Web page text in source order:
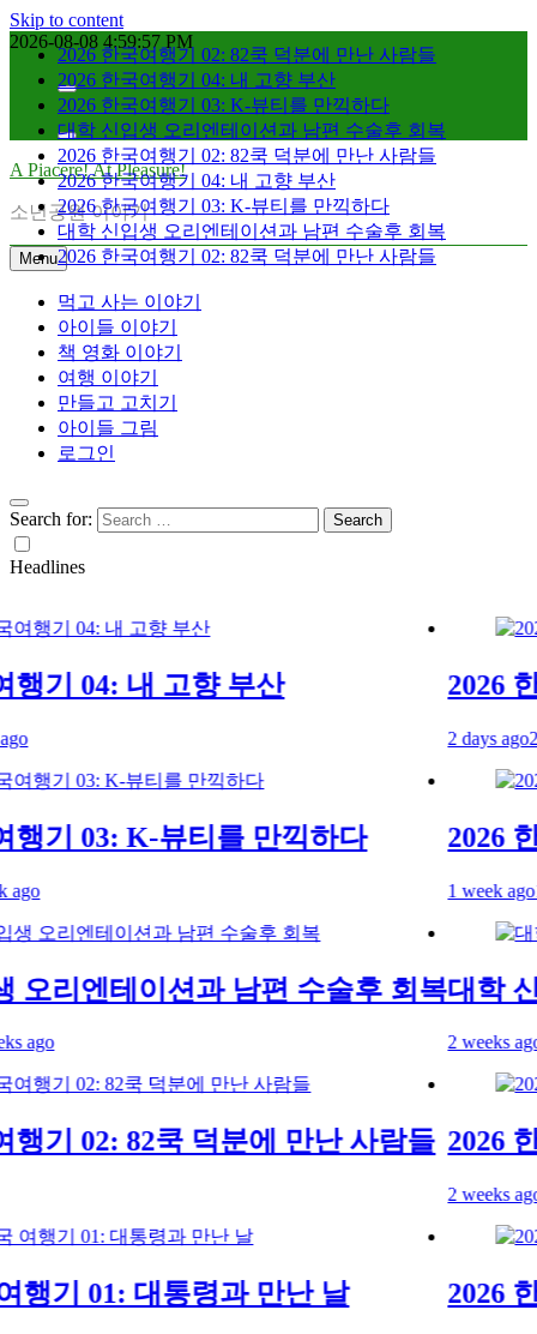
Skip to content
2026-08-08 4:59:58 PM
2026 한국여행기 02: 82쿡 덕분에 만난 사람들
2026 한국여행기 04: 내 고향 부산
2026 한국여행기 03: K-뷰티를 만끽하다
대학 신입생 오리엔테이션과 남편 수술후 회복
2026 한국여행기 02: 82쿡 덕분에 만난 사람들
2026 한국여행기 04: 내 고향 부산
2026 한국여행기 03: K-뷰티를 만끽하다
대학 신입생 오리엔테이션과 남편 수술후 회복
2026 한국여행기 02: 82쿡 덕분에 만난 사람들
A Piacere! At Pleasure!
소년공원 이야기
Menu
먹고 사는 이야기
아이들 이야기
책 영화 이야기
여행 이야기
만들고 고치기
아이들 그림
로그인
Search for:
Headlines
기 04: 내 고향 부산
기 03: K-뷰티를 만끽하다
리엔테이션과 남편 수술후 회복
기 02: 82쿡 덕분에 만난 사람들
기 01: 대통령과 만난 날
2026 한
2 days ago2
2026 한
1 week ago 1
대학 신
2 weeks ago2
2026 한
2 weeks ago
2026 한